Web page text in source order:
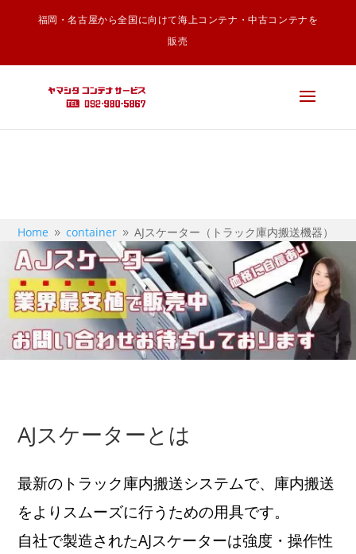
Warning: Undefined array key "google-recaptcha" in
/home/c5911497/public_html/ycs.co.jp/wp-
content/themes/Divi/includes/builder/feature/JQueryBody.php
福岡・名古屋から全国に向けて海上コンテナ・中古コンテナを
販売
Home 9 container 9 AJスケーター（トラック庫内搬送機器）
AJスケーターとは
最新のトラック庫内搬送システムで、庫内搬送
をよりスムーズに行うための用具です。
自社で製造されたAJスケーターは強度・操作性